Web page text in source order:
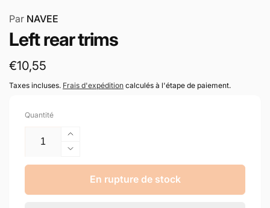
Par NAVEE
Left rear trims
Prix
habituel
€10,55
Taxes incluses. Frais d'expédition calculés à l'étape de paiement.
Quantité
Augmenter
la
quantité
Réduire
la
quantité
de
En rupture de stock